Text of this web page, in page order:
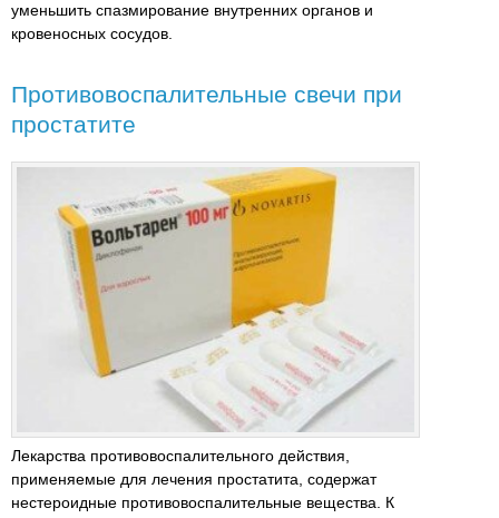
уменьшить спазмирование внутренних органов и
кровеносных сосудов.
Противовоспалительные свечи при
простатите
Лекарства противовоспалительного действия,
применяемые для лечения простатита, содержат
нестероидные противовоспалительные вещества. К